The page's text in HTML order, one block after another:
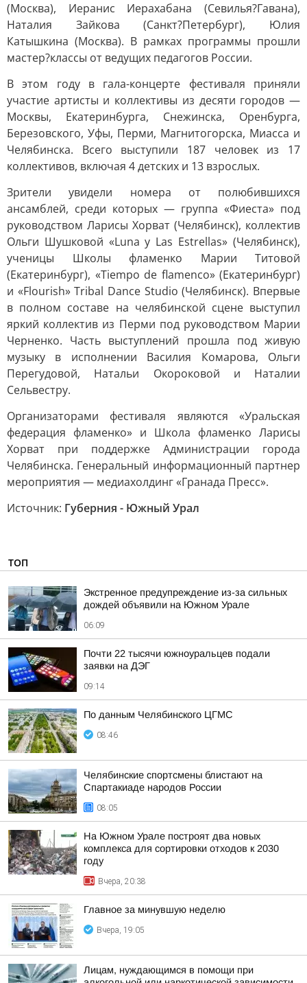
(Москва), Иеранис Иерахабана (Севилья?Гавана),
Наталия Зайкова (Санкт?Петербург), Юлия
Катышкина (Москва). В рамках программы прошли
мастер?классы от ведущих педагогов России.
В этом году в гала-концерте фестиваля приняли
участие артисты и коллективы из десяти городов —
Москвы, Екатеринбурга, Снежинска, Оренбурга,
Березовского, Уфы, Перми, Магнитогорска, Миасса и
Челябинска. Всего выступили 187 человек из 17
коллективов, включая 4 детских и 13 взрослых.
Зрители увидели номера от полюбившихся
ансамблей, среди которых — группа «Фиеста» под
руководством Ларисы Хорват (Челябинск), коллектив
Ольги Шушковой «Luna y Las Estrellas» (Челябинск),
ученицы Школы фламенко Марии Титовой
(Екатеринбург), «Tiempo de flamenco» (Екатеринбург)
и «Flourish» Tribal Dance Studio (Челябинск). Впервые
в полном составе на челябинской сцене выступил
яркий коллектив из Перми под руководством Марии
Черненко. Часть выступлений прошла под живую
музыку в исполнении Василия Комарова, Ольги
Перегудовой, Натальи Окороковой и Наталии
Сельвестру.
Организаторами фестиваля являются «Уральская
федерация фламенко» и Школа фламенко Ларисы
Хорват при поддержке Администрации города
Челябинска. Генеральный информационный партнер
мероприятия — медиахолдинг «Гранада Пресс».
Источник: Губерния - Южный Урал
ТОП
Экстренное предупреждение из-за сильных
дождей объявили на Южном Урале
06:09
Почти 22 тысячи южноуральцев подали
заявки на ДЭГ
09:14
По данным Челябинского ЦГМС
08:46
Челябинские спортсмены блистают на
Спартакиаде народов России
08:05
На Южном Урале построят два новых
комплекса для сортировки отходов к 2030
году
Вчера, 20:38
Главное за минувшую неделю
Вчера, 19:05
Лицам, нуждающимся в помощи при